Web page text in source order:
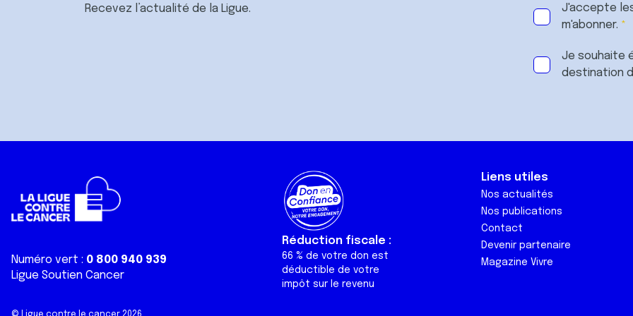
Recevez l’actualité de la Ligue. J'accepte
m'abonner.
Je souhaite
destination
Numéro vert : 0 800 940 939
Ligue Soutien Cancer
Réduction fiscale :
66 % de votre don est
déductible de votre
impôt sur le revenu
Liens utiles
Nos actualités
Nos publications
Contact
Devenir partenaire
Magazine Vivre